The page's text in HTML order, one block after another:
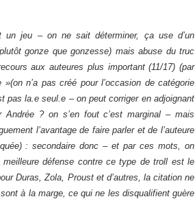
un jeu – on ne sait déterminer, ça use d’un
gonze que gonzesse) mais abuse du truc
aux auteures plus important (11/17) (par
n’a pas créé pour l’occasion de catégorie
pas la.e seul.e – on peut corriger en adjoignant
? on s’en fout c’est marginal – mais
l’avantage de faire parler et de l’auteure
: secondaire donc – et par ces mots, on
défense contre ce type de troll est le
Duras, Zola, Proust et d’autres, la citation ne
à la marge, ce qui ne les disqualifient guère